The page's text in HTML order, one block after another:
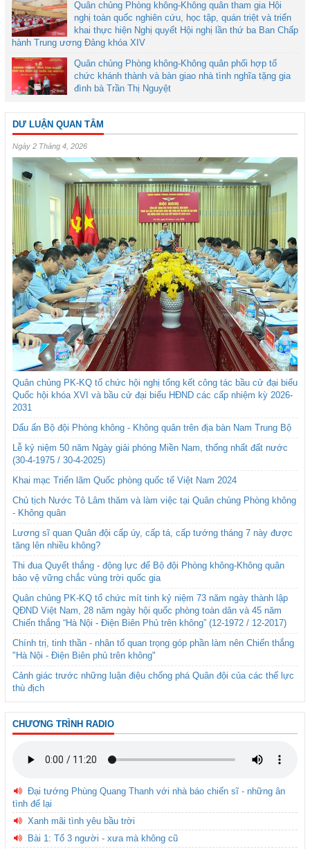
Quân chủng Phòng không-Không quân tham gia Hội
nghị toàn quốc nghiên cứu, học tập, quán triệt và triển
khai thực hiện Nghị quyết Hội nghị lần thứ ba Ban Chấp
hành Trung ương Đảng khóa XIV
Quân chủng Phòng không-Không quân phối hợp tổ
chức khánh thành và bàn giao nhà tình nghĩa tặng gia
đình bà Trần Thị Nguyệt
DƯ LUẬN QUAN TÂM
Ngày 2 Tháng 4, 2026
Quân chủng PK-KQ tổ chức hội nghị tổng kết công tác bầu cử đại biểu
Quốc hội khóa XVI và bầu cử đại biểu HĐND các cấp nhiệm kỳ 2026-
2031
Dấu ấn Bộ đội Phòng không - Không quân trên địa bàn Nam Trung Bộ
Lễ kỷ niệm 50 năm Ngày giải phóng Miền Nam, thống nhất đất nước
(30-4-1975 / 30-4-2025)
Khai mạc Triển lãm Quốc phòng quốc tế Việt Nam 2024
Chủ tịch Nước Tô Lâm thăm và làm việc tại Quân chủng Phòng không
- Không quân
Lương sĩ quan Quân đội cấp úy, cấp tá, cấp tướng tháng 7 này được
tăng lên nhiều không?
Thi đua Quyết thắng - động lực để Bộ đội Phòng không-Không quân
bảo vệ vững chắc vùng trời quốc gia
Quân chủng PK-KQ tổ chức mít tinh kỷ niệm 73 năm ngày thành lập
QĐND Việt Nam, 28 năm ngày hội quốc phòng toàn dân và 45 năm
Chiến thắng “Hà Nội - Điện Biên Phủ trên không” (12-1972 / 12-2017)
Chính trị, tinh thần - nhân tố quan trọng góp phần làm nên Chiến thắng
"Hà Nội - Điện Biên phủ trên không"
Cảnh giác trước những luận điệu chống phá Quân đội của các thế lực
thù địch
CHƯƠNG TRÌNH RADIO
Đại tướng Phùng Quang Thanh với nhà báo chiến sĩ - những ân
tình để lại
Xanh mãi tình yêu bầu trời
Bài 1: Tổ 3 người - xưa mà không cũ